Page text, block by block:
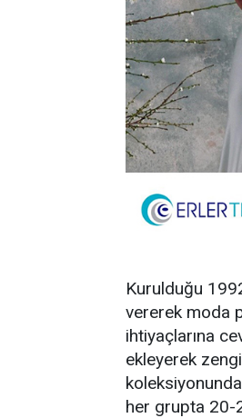
Kurulduğu
vererek moda
ihtiyaçlarına
ekleyerek
her grupta 20-